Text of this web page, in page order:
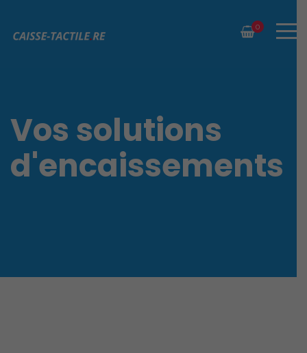
0
Vos solutions
d'encaissements